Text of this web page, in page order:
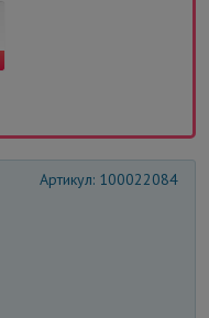
Артикул: 100022084